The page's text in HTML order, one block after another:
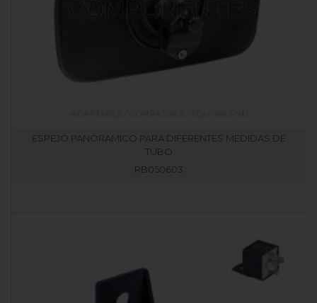
ESPEJO PANORAMICO PARA DIFERENTES MEDIDAS DE
TUBO
RB050603